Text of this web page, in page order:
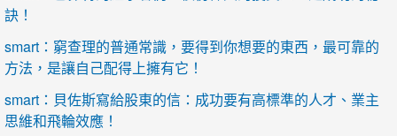
訣！
smart：窮查理的普通常識，要得到你想要的東西，最可靠的
方法，是讓自己配得上擁有它！
smart：貝佐斯寫給股東的信：成功要有高標準的人才、業主
思維和飛輪效應！